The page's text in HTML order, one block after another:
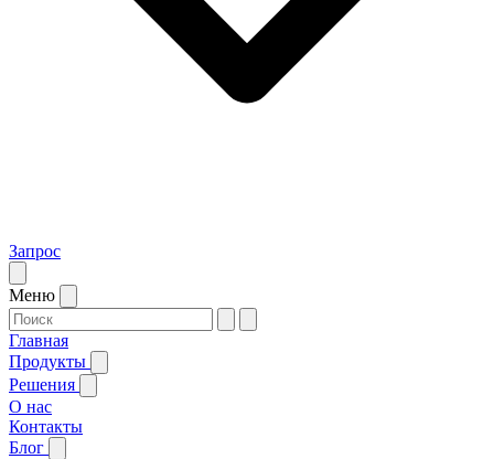
Запрос
Меню
Главная
Продукты
Решения
О нас
Контакты
Блог